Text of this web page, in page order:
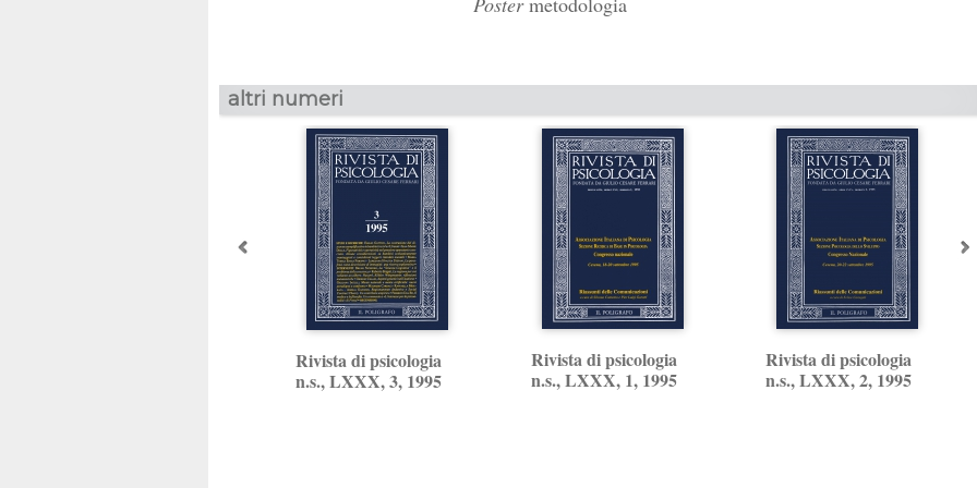
altri numeri
Rivista di psicologia
n.s., LXXX, 3, 1995
Rivista di psicologia
n.s., LXXX, 1, 1995
Rivista di psicologia
n.s., LXXX, 2, 1995